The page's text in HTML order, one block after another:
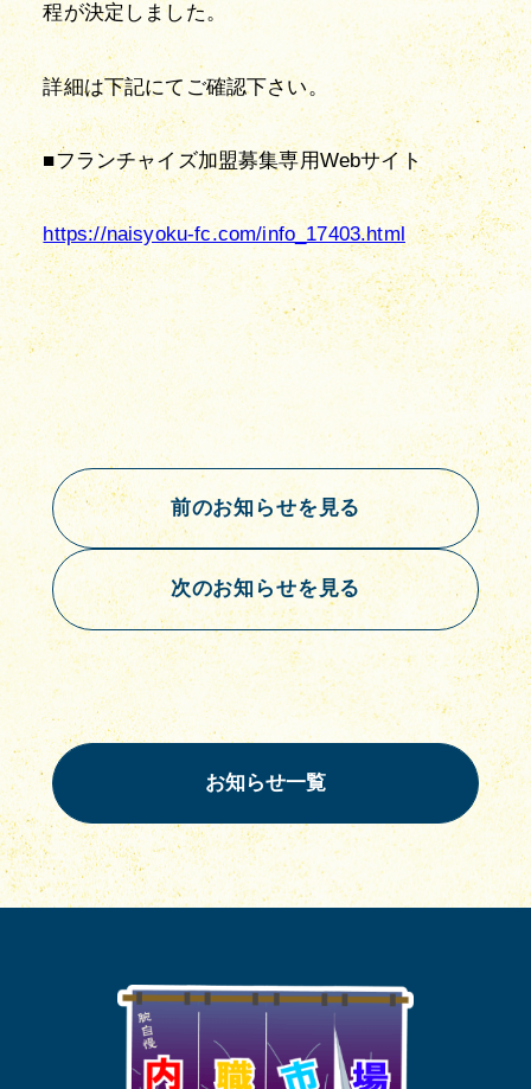
程が決定しました。
詳細は下記にてご確認下さい。
■フランチャイズ加盟募集専用Webサイト
https://naisyoku-fc.com/info_17403.html
前のお知らせを見る
次のお知らせを見る
お知らせ一覧